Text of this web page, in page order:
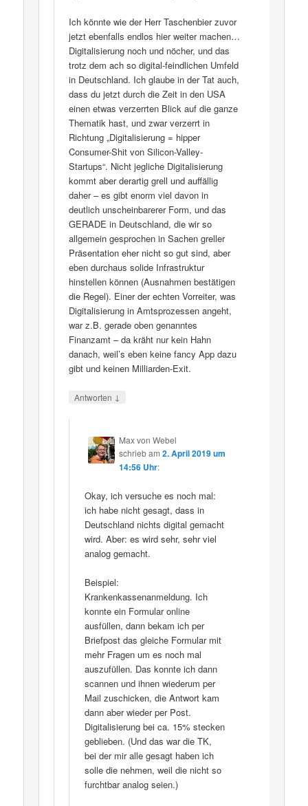
Ich könnte wie der Herr Taschenbier zuvor
jetzt ebenfalls endlos hier weiter machen…
Digitalisierung noch und nöcher, und das
trotz dem ach so digital-feindlichen Umfeld
in Deutschland. Ich glaube in der Tat auch,
dass du jetzt durch die Zeit in den USA
einen etwas verzerrten Blick auf die ganze
Thematik hast, und zwar verzerrt in
Richtung „Digitalisierung = hipper
Consumer-Shit von Silicon-Valley-
Startups“. Nicht jegliche Digitalisierung
kommt aber derartig grell und auffällig
daher – es gibt enorm viel davon in
deutlich unscheinbarerer Form, und das
GERADE in Deutschland, die wir so
allgemein gesprochen in Sachen greller
Präsentation eher nicht so gut sind, aber
eben durchaus solide Infrastruktur
hinstellen können (Ausnahmen bestätigen
die Regel). Einer der echten Vorreiter, was
Digitalisierung in Amtsprozessen angeht,
war z.B. gerade oben genanntes
Finanzamt – da kräht nur kein Hahn
danach, weil’s eben keine fancy App dazu
gibt und keinen Milliarden-Exit.
Antworten ↓
Max von Webel
schriebam 2. April 2019 um
14:56 Uhr:
Okay, ich versuche es noch mal:
ich habe nicht gesagt, dass in
Deutschland nichts digital gemacht
wird. Aber: es wird sehr, sehr viel
analog gemacht.
Beispiel:
Krankenkassenanmeldung. Ich
konnte ein Formular online
ausfüllen, dann bekam ich per
Briefpost das gleiche Formular mit
mehr Fragen um es noch mal
auszufüllen. Das konnte ich dann
scannen und ihnen wiederum per
Mail zuschicken, die Antwort kam
dann aber wieder per Post.
Digitalisierung bei ca. 15% stecken
geblieben. (Und das war die TK,
bei der mir alle gesagt haben ich
solle die nehmen, weil die nicht so
furchtbar analog seien.)